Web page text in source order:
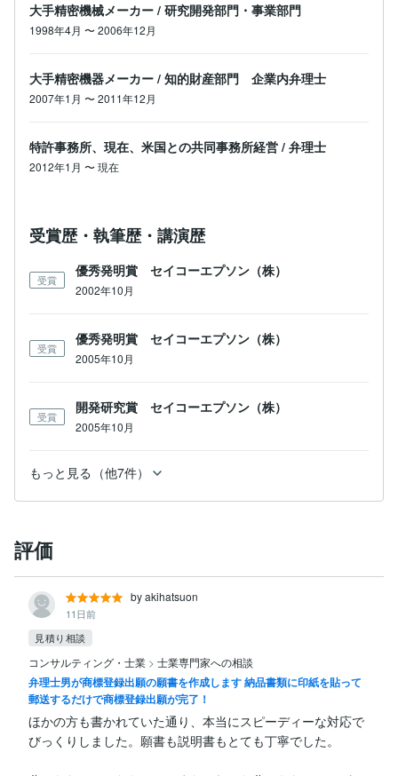
大手精密機械メーカー / 研究開発部門・事業部門
1998年4月 〜2006年12月
大手精密機器メーカー / 知的財産部門 企業内弁理士
2007年1月 〜2011年12月
特許事務所、現在、米国との共同事務所経営 / 弁理士
2012年1月 〜現在
受賞歴・執筆歴・講演歴
受賞
優秀発明賞 セイコーエプソン（株）
2002年10月
受賞
優秀発明賞 セイコーエプソン（株）
2005年10月
受賞
開発研究賞 セイコーエプソン（株）
2005年10月
もっと見る（他7件）
評価
by akihatsuon
11日前
見積り相談
コンサルティング・士業 > 士業専門家への相談
弁理士男が商標登録出願の願書を作成します 納品書類に印紙を貼って
郵送するだけで商標登録出願が完了！
ほかの方も書かれていた通り、本当にスピーディーな対応で
びっくりしました。願書も説明書もとても丁寧でした。